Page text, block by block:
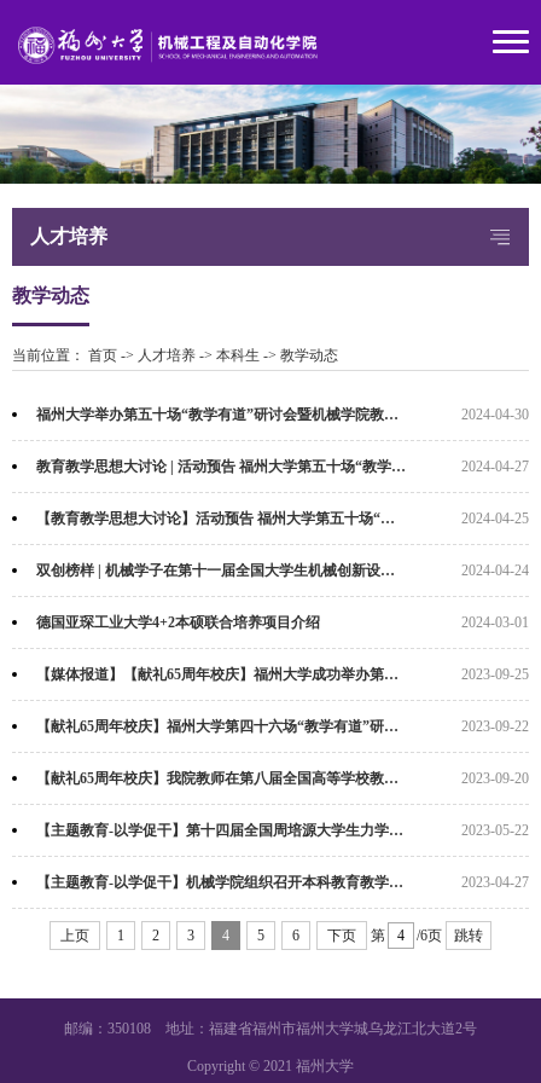
人才培养
教学动态
当前位置： 首页 -> 人才培养 -> 本科生 -> 教学动态
福州大学举办第五十场“教学有道”研讨会暨机械学院教育教学综合改革研讨活动 2024-04-30
教育教学思想大讨论 | 活动预告 福州大学第五十场“教学有道”研讨会 2024-04-27
【教育教学思想大讨论】活动预告 福州大学第五十场“教学有道”研讨会 2024-04-25
双创榜样 | 机械学子在第十一届全国大学生机械创新设计大赛福建赛区预赛斩获佳绩 2024-04-24
德国亚琛工业大学4+2本硕联合培养项目介绍 2024-03-01
【媒体报道】【献礼65周年校庆】福州大学成功举办第八届全国高等学校教师图学与机... 2023-09-25
【献礼65周年校庆】福州大学第四十六场“教学有道”研讨活动隆重举行 2023-09-22
【献礼65周年校庆】我院教师在第八届全国高等学校教师图学与机械课程示范教学与创... 2023-09-20
【主题教育-以学促干】第十四届全国周培源大学生力学竞赛福建赛区比赛成功举行 2023-05-22
【主题教育-以学促干】机械学院组织召开本科教育教学建设 “揭榜挂帅”项目评审会 2023-04-27
上页 1 2 3 4 5 6 下页 第 /6页 跳转
邮编：350108 地址：福建省福州市福州大学城乌龙江北大道2号
Copyright © 2021 福州大学